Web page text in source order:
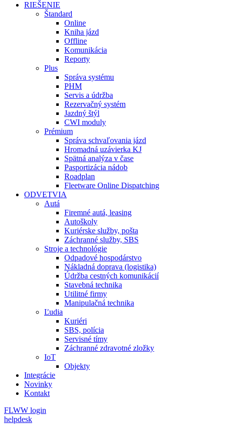
RIEŠENIE
Štandard
Online
Kniha jázd
Offline
Komunikácia
Reporty
Plus
Správa systému
PHM
Servis a údržba
Rezervačný systém
Jazdný štýl
CWI moduly
Prémium
Správa schvaľovania jázd
Hromadná uzávierka KJ
Spätná analýza v čase
Pasportizácia nádob
Roadplan
Fleetware Online Dispatching
ODVETVIA
Autá
Firemné autá, leasing
Autoškoly
Kuriérske služby, pošta
Záchranné služby, SBS
Stroje a technológie
Odpadové hospodárstvo
Nákladná doprava (logistika)
Údržba cestných komunikácií
Stavebná technika
Utilitné firmy
Manipulačná technika
Ľudia
Kuriéri
SBS, polícia
Servisné tímy
Záchranné zdravotné zložky
IoT
Objekty
Integrácie
Novinky
Kontakt
FLWW login
helpdesk